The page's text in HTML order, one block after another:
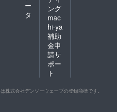
ー
タ
ング
mac
hi-ya
補助
金申
請サ
ポー
ト
は株式会社デンソーウェーブの登録商標です。